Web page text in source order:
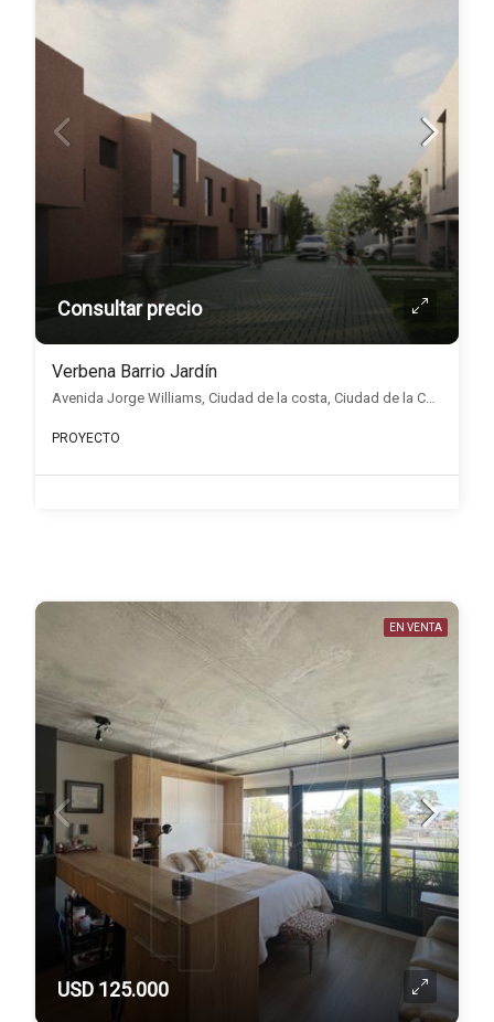
Consultar precio
Verbena Barrio Jardín
Avenida Jorge Williams, Ciudad de la costa, Ciudad de la Costa
PROYECTO
EN VENTA
USD 125.000